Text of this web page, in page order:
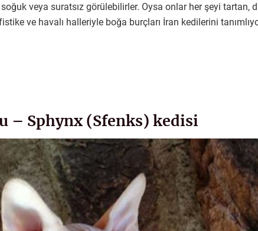
veya suratsız görülebilirler. Oysa onlar her şeyi tartan,
ve havalı halleriyle boğa burçları İran kedilerini
– Sphynx (Sfenks) kedisi